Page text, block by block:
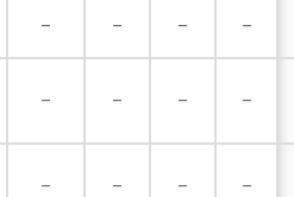
– – – –
– – – –
– – – –